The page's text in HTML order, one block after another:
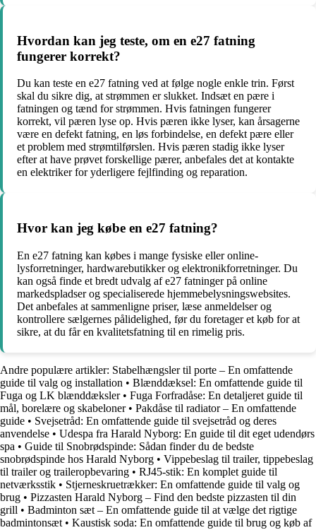
Hvordan kan jeg teste, om en e27 fatning
fungerer korrekt?
Du kan teste en e27 fatning ved at følge nogle enkle trin. Først
skal du sikre dig, at strømmen er slukket. Indsæt en pære i
fatningen og tænd for strømmen. Hvis fatningen fungerer
korrekt, vil pæren lyse op. Hvis pæren ikke lyser, kan årsagerne
være en defekt fatning, en løs forbindelse, en defekt pære eller
et problem med strømtilførslen. Hvis pæren stadig ikke lyser
efter at have prøvet forskellige pærer, anbefales det at kontakte
en elektriker for yderligere fejlfinding og reparation.
Hvor kan jeg købe en e27 fatning?
En e27 fatning kan købes i mange fysiske eller online-
lysforretninger, hardwarebutikker og elektronikforretninger. Du
kan også finde et bredt udvalg af e27 fatninger på online
markedspladser og specialiserede hjemmebelysningswebsites.
Det anbefales at sammenligne priser, læse anmeldelser og
kontrollere sælgernes pålidelighed, før du foretager et køb for at
sikre, at du får en kvalitetsfatning til en rimelig pris.
Andre populære artikler: Stabelhængsler til porte – En omfattende
guide til valg og installation • Blænddæksel: En omfattende guide til
Fuga og LK blænddæksler• Fuga Forfradåse: En detaljeret guide til
mål, borelære og skabeloner• Pakdåse til radiator – En omfattende
guide • Svejsetråd: En omfattende guide til svejsetråd og deres
anvendelse • Udespa fra Harald Nyborg: En guide til dit eget udendørs
spa • Guide til Snobrødspinde: Sådan finder du de bedste
snobrødspinde hos Harald Nyborg • Vippebeslag til trailer, tippebeslag
til trailer og traileropbevaring • RJ45-stik: En komplet guide til
netværksstik • Stjerneskruetrækker: En omfattende guide til valg og
brug • Pizzasten Harald Nyborg – Find den bedste pizzasten til din
grill • Badminton sæt – En omfattende guide til at vælge det rigtige
badmintonsæt • Kaustisk soda: En omfattende guide til brug og køb af